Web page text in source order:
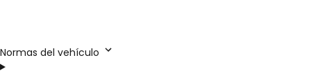
Normas del vehículo